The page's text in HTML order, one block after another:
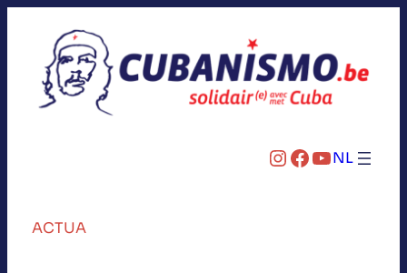
InstagramFacebook YouTube NL
ACTUA